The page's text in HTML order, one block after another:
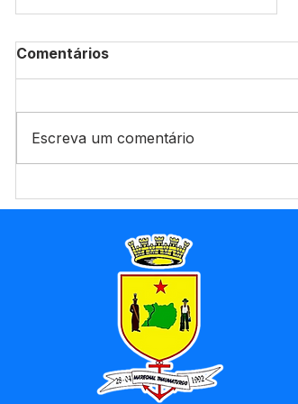
úteis para se
apresentarem na
Prefeitura com
documentação; veja o que
Comentários
Escreva um comentário